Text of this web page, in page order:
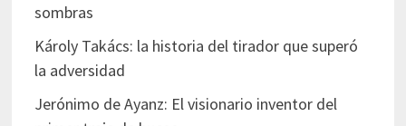
sombras
Károly Takács: la historia del tirador que superó
la adversidad
Jerónimo de Ayanz: El visionario inventor del